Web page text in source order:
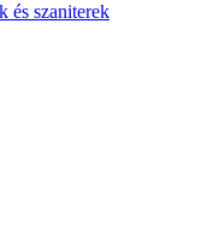
és szaniterek